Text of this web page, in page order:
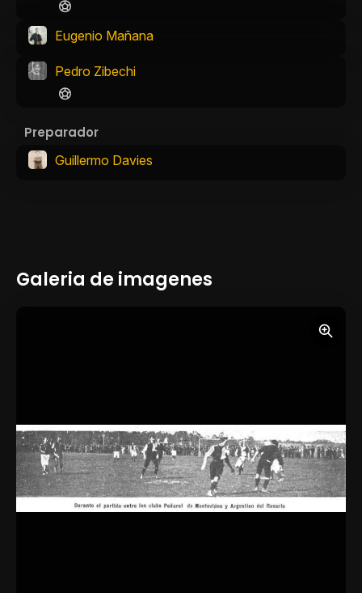
Eugenio Mañana
Pedro Zibechi
Preparador
Guillermo Davies
Galeria de imagenes